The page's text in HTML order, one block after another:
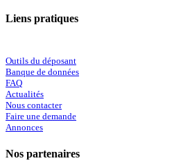
Liens pratiques
Outils du déposant
Banque de données
FAQ
Actualités
Nous contacter
Faire une demande
Annonces
Nos partenaires